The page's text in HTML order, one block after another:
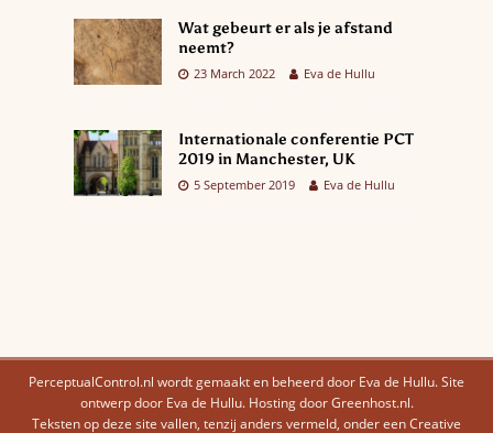
Wat gebeurt er als je afstand
neemt?
23 March 2022 Eva de Hullu
Internationale conferentie PCT
2019 in Manchester, UK
5 September 2019 Eva de Hullu
PerceptualControl.nl wordt gemaakt en beheerd door Eva de Hullu. Site
ontwerp door Eva de Hullu. Hosting door Greenhost.nl.
Teksten op deze site vallen, tenzij anders vermeld, onder eenCreative